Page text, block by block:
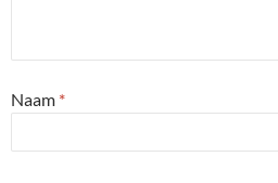
Naam *